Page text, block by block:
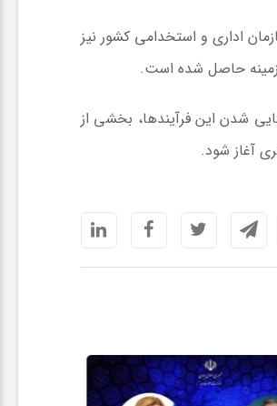
برنامه و بودجه و سازمان اداری و استخدامی کشور نیز
زمینه حاصل شده است.
شدن این فرآیندها، بخشی از
آغاز شود.